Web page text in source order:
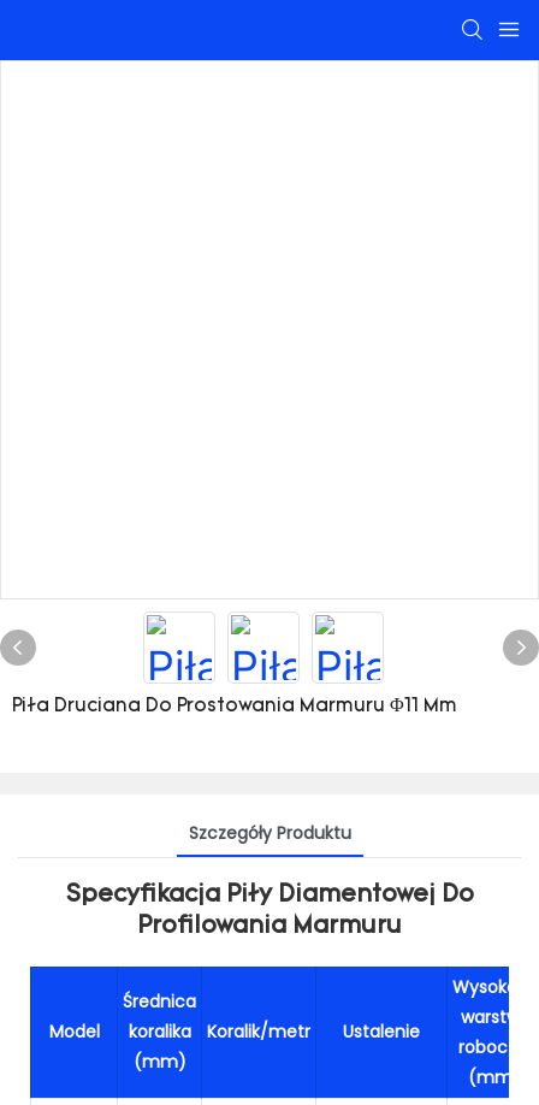
Piła Druciana Do Prostowania Marmuru Φ11 Mm
Szczegóły Produktu
Specyfikacja Piły Diamentowej Do
Profilowania Marmuru
Model
Średnica
koralika
(mm)
Koralik/metr Ustalenie
Wysokość
warstwy
roboczej
(mm)